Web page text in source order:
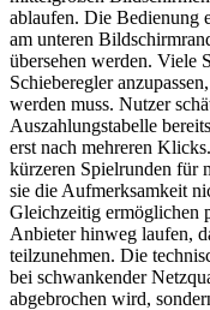
ablaufen. Die Bedienung
am unteren
übersehen werden. Viele
Schieberegler
werden muss. Nutzer
Auszahlungstabelle
erst nach mehreren
kürzeren Spielrunden für
sie die Aufmerksamkeit
Gleichzeitig ermöglichen
Anbieter hinweg laufen,
teilzunehmen. Die
bei schwankender
abgebrochen wird,